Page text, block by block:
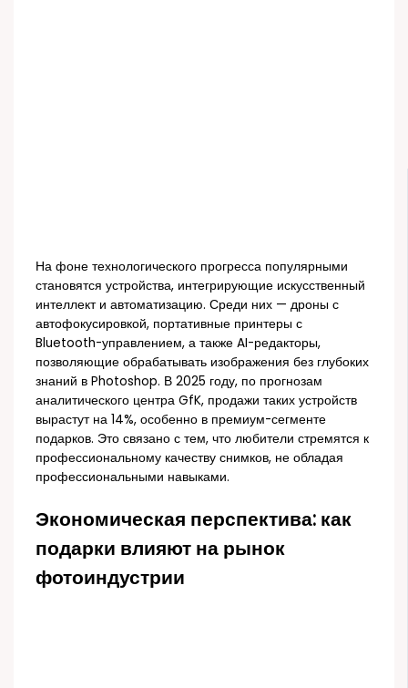
На фоне технологического прогресса популярными
становятся устройства, интегрирующие искусственный
интеллект и автоматизацию. Среди них — дроны с
автофокусировкой, портативные принтеры с
Bluetooth-управлением, а также AI-редакторы,
позволяющие обрабатывать изображения без глубоких
знаний в Photoshop. В 2025 году, по прогнозам
аналитического центра GfK, продажи таких устройств
вырастут на 14%, особенно в премиум-сегменте
подарков. Это связано с тем, что любители стремятся к
профессиональному качеству снимков, не обладая
профессиональными навыками.
Экономическая перспектива: как
подарки влияют на рынок
фотоиндустрии